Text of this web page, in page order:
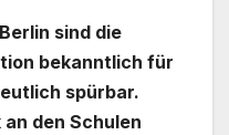
sind die
bekanntlich für
spürbar.
den Schulen